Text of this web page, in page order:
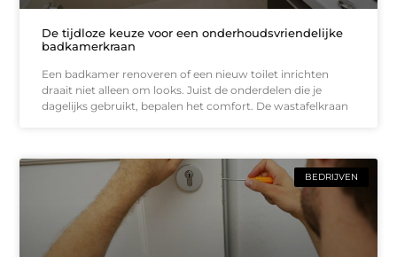
De tijdloze keuze voor een onderhoudsvriendelijke
badkamerkraan
Een badkamer renoveren of een nieuw toilet inrichten
draait niet alleen om looks. Juist de onderdelen die je
dagelijks gebruikt, bepalen het comfort. De wastafelkraan
BEDRIJVEN